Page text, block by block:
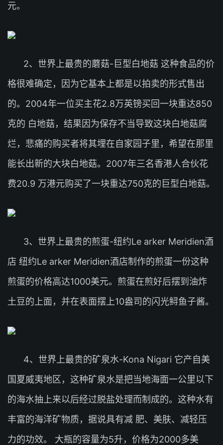
元。
2、世界上最贵的蘑菇-巨型白地菇 这种食品的价
格很难确定，因为它基本上都是以拍卖的形式售出
的。2004年一位买主花2.8万英镑买回一块重达850
克的 白地菇，结果因为保存不当导致这块白地菇腐
烂，悲痛的购买者将其埋在自家园子里，希望在那里
能长出新的大块白地菇。2007年三名香港人合伙花
费20.9 万港元购买了一块重达750克的巨型白地菇。
3、世界上最贵的煎蛋-纽约Le arker Meridien酒
店 纽约Le arker Meridien酒店制作的煎蛋一份这种
煎蛋的价格高达1000美元。煎蛋在煎好后摆到油炸
土豆的上面，并在表面摆上10盎司的闪光鲟鱼子酱。
4、世界上最贵的矿泉水-Kona Nigari 它产自美
国夏威夷地区，这种矿泉水是把当地海面一公里以下
的海水抽上来以后经过脱盐处理而制成的。这种水有
丰富的海洋矿物质，据说具有减 肥、美肤、减轻压
力的功效。 大瓶的容量为5升，价格为2000多美